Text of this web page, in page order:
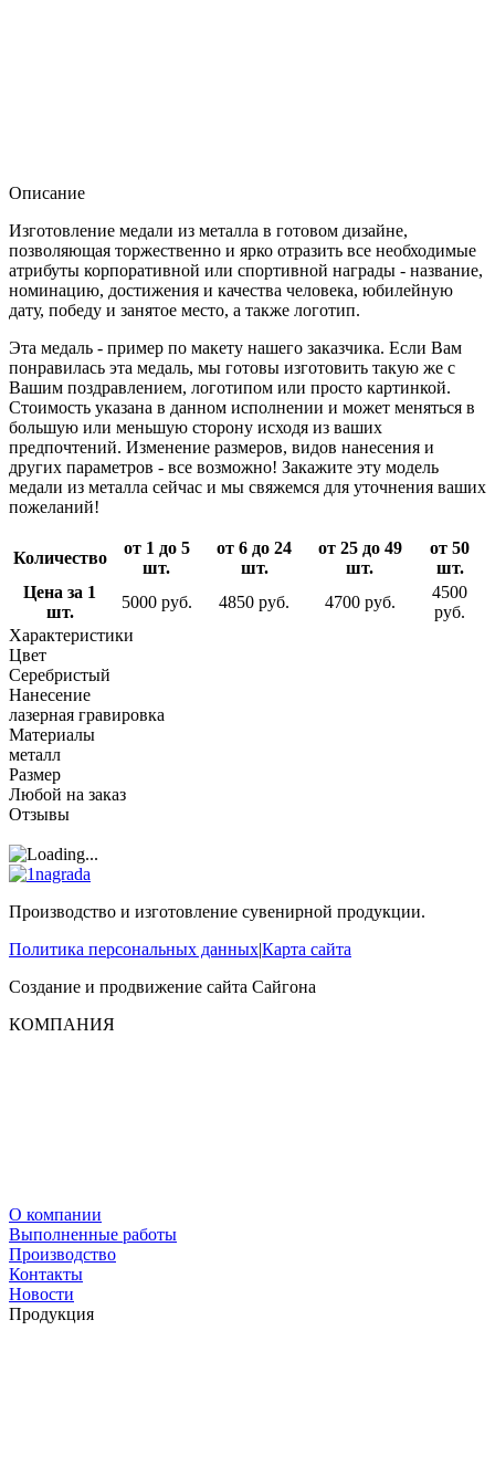
Описание
Изготовление медали из металла в готовом дизайне,
позволяющая торжественно и ярко отразить все необходимые
атрибуты корпоративной или спортивной награды - название,
номинацию, достижения и качества человека, юбилейную
дату, победу и занятое место, а также логотип.
Эта медаль - пример по макету нашего заказчика. Если Вам
понравилась эта медаль, мы готовы изготовить такую же с
Вашим поздравлением, логотипом или просто картинкой.
Стоимость указана в данном исполнении и может меняться в
большую или меньшую сторону исходя из ваших
предпочтений. Изменение размеров, видов нанесения и
других параметров - все возможно! Закажите эту модель
медали из металла сейчас и мы свяжемся для уточнения ваших
пожеланий!
Количество
от 1 до 5
шт.
от 6 до 24
шт.
от 25 до 49
шт.
от 50
шт.
Цена за 1
шт.
5000 руб. 4850 руб. 4700 руб.
4500
руб.
Характеристики
Цвет
Серебристый
Нанесение
лазерная гравировка
Материалы
металл
Размер
Любой на заказ
Отзывы
Производство и изготовление сувенирной продукции.
Политика персональных данных|Карта сайта
Создание и продвижение сайта Сайгона
КОМПАНИЯ
О компании
Выполненные работы
Производство
Контакты
Новости
Продукция